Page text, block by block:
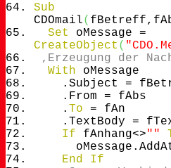
Sub
CDOmail(
Set
oMessage =
CreateObject (
‚Erzeugung der
With oMessage
. Subject
=
. From = fAbs
. To = fAn
. TextBody =
If fAnhang<>""
oMessage.
End
If